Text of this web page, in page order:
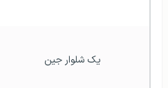
یک شلوار جین